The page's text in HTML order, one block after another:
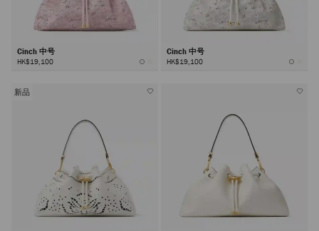
Cinch 中号
HK$19,100
Cinch 中号
HK$19,100
新品